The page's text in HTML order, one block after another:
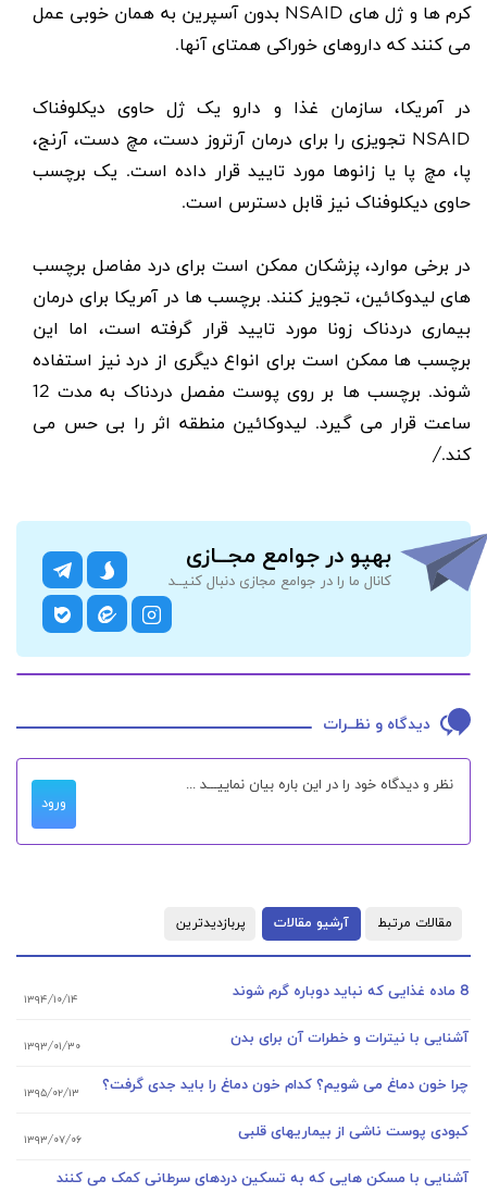
کرم ها و ژل های NSAID بدون آسپرین به همان خوبی عمل
می کنند که داروهای خوراکی همتای آنها.
در آمریکا، سازمان غذا و دارو یک ژل حاوی دیکلوفناک
NSAID تجویزی را برای درمان آرتروز دست، مچ دست، آرنج،
پا، مچ پا یا زانوها مورد تایید قرار داده است. یک برچسب
حاوی دیکلوفناک نیز قابل دسترس است.
در برخی موارد، پزشکان ممکن است برای درد مفاصل برچسب
های لیدوکائین، تجویز کنند. برچسب ها در آمریکا برای درمان
بیماری دردناک زونا مورد تایید قرار گرفته است، اما این
برچسب ها ممکن است برای انواع دیگری از درد نیز استفاده
شوند. برچسب ها بر روی پوست مفصل دردناک به مدت 12
ساعت قرار می گیرد. لیدوکائین منطقه اثر را بی حس می
کند./
بهپو در جوامع مجــازی
کانال ما را در جوامع مجازی دنبال کنیــد
دیدگاه و نظــرات
ورود
مقالات مرتبط آرشیو مقالات پربازدیدترین
8 ماده غذایی که نباید دوباره گرم شوند ۱۳۹۴/۱۰/۱۴
آشنایی با نیترات و خطرات آن برای بدن ۱۳۹۳/۰۱/۳۰
چرا خون دماغ می شویم؟ کدام خون دماغ را باید جدی گرفت؟ ۱۳۹۵/۰۲/۱۳
کبودی پوست ناشی از بیماریهای قلبی ۱۳۹۳/۰۷/۰۶
آشنایی با مسکن هایی که به تسکین دردهای سرطانی کمک می کنند